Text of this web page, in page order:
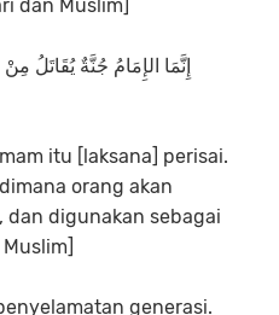
dan Muslim]
إِنَّمَا الإِمَامُ جُنَّةٌ يُقَاتَلُ
itu [laksana] perisai.
orang akan
digunakan sebagai
generasi.